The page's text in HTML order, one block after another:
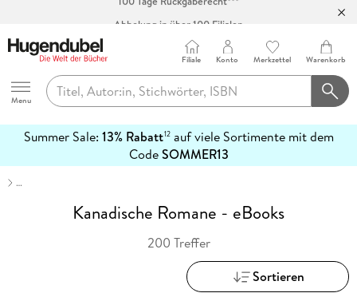
Abholung in über 100 Filialen
Hugendubel
Menu
Filiale Konto Merkzettel Warenkorb
Summer Sale: 13% Rabatt12auf viele Sortimente mit dem
CodeSOMMER13
erfahren
…
Kanadische Romane - eBooks
200 Treffer
Sortieren